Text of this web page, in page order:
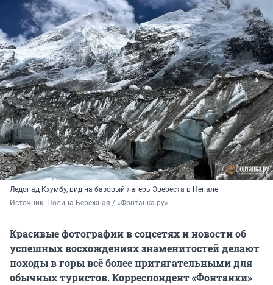
Ледопад Кхумбу, вид на базовый лагерь Эвереста в Непале
Источник: Полина Бережная / «Фонтанка.ру»
Красивые фотографии в соцсетях и новости об
успешных восхождениях знаменитостей делают
походы в горы всё более притягательными для
обычных туристов. Корреспондент «Фонтанки»